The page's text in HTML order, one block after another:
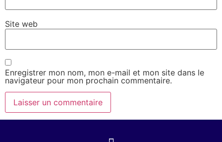
Site web
Enregistrer mon nom, mon e-mail et mon site dans le
navigateur pour mon prochain commentaire.